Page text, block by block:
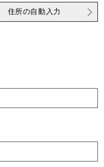
住所の自動入力